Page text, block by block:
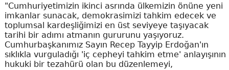
"Cumhuriyetimizin ikinci asrında ülkemizin önüne yeni
imkanlar sunacak, demokrasimizi tahkim edecek ve
toplumsal kardeşliğimizi en üst seviyeye taşıyacak
tarihi bir adımı atmanın gururunu yaşıyoruz.
Cumhurbaşkanımız Sayın Recep Tayyip Erdoğan'ın
sıklıkla vurguladığı 'iç cepheyi tahkim etme' anlayışının
hukuki bir tezahürü olan bu düzenlemeyi,